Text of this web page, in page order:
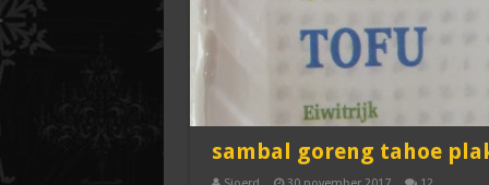
sambal goreng tahoe